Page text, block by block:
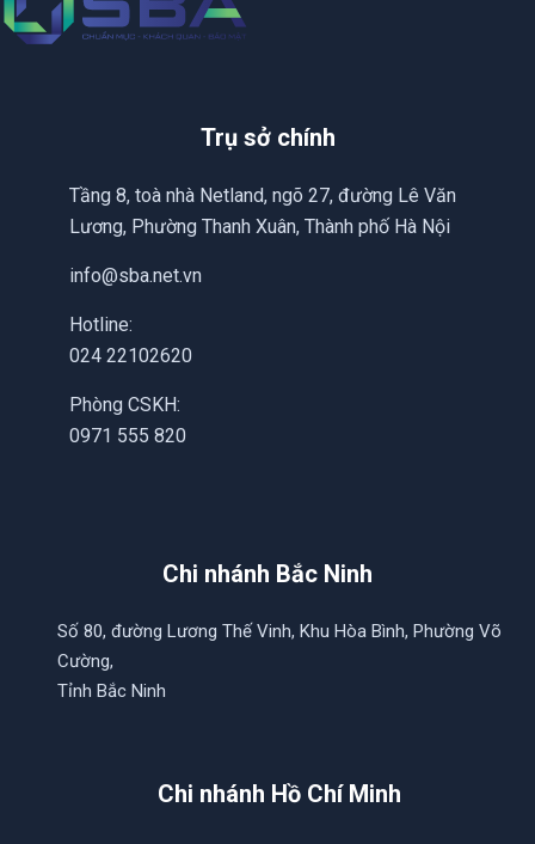
Trụ sở chính
Tầng 8, toà nhà Netland, ngõ 27, đường Lê Văn
Lương, Phường Thanh Xuân, Thành phố Hà Nội
info@sba.net.vn
Hotline:
024 22102620
Phòng CSKH:
0971 555 820
Chi nhánh Bắc Ninh
Số 80, đường Lương Thế Vinh, Khu Hòa Bình, Phường Võ
Cường,
Tỉnh Bắc Ninh
Chi nhánh Hồ Chí Minh